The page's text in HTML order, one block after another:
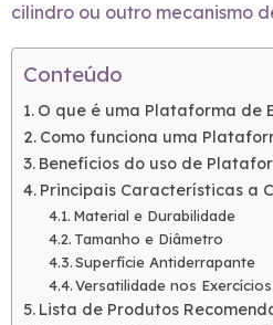
cilindro ou outro mecanismo
Conteúdo
O que é uma Plataforma de
Como funciona uma
Benefícios do uso de
Principais Características a
Material e Durabilidade
Tamanho e Diâmetro
Superfície Antiderrapante
Versatilidade nos Exercícios
Lista de Produtos